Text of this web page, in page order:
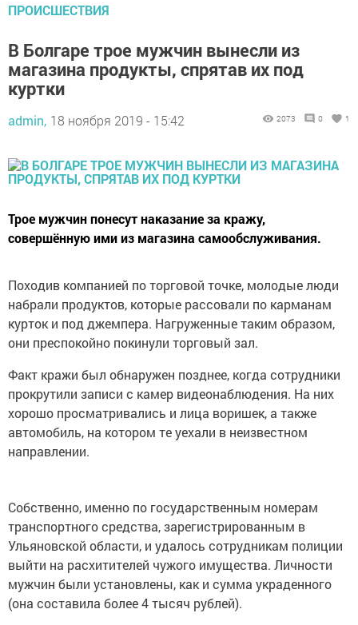
ПРОИСШЕСТВИЯ
В Болгаре трое мужчин вынесли из
магазина продукты, спрятав их под
куртки
admin, 18 ноября 2019 - 15:42 2073 0 1
Трое мужчин понесут наказание за кражу,
совершённую ими из магазина самообслуживания.
Походив компанией по торговой точке, молодые люди
набрали продуктов, которые рассовали по карманам
курток и под джемпера. Нагруженные таким образом,
они преспокойно покинули торговый зал.
Факт кражи был обнаружен позднее, когда сотрудники
прокрутили записи с камер видеонаблюдения. На них
хорошо просматривались и лица воришек, а также
автомобиль, на котором те уехали в неизвестном
направлении.
Собственно, именно по государственным номерам
транспортного средства, зарегистрированным в
Ульяновской области, и удалось сотрудникам полиции
выйти на расхитителей чужого имущества. Личности
мужчин были установлены, как и сумма украденного
(она составила более 4 тысяч рублей).